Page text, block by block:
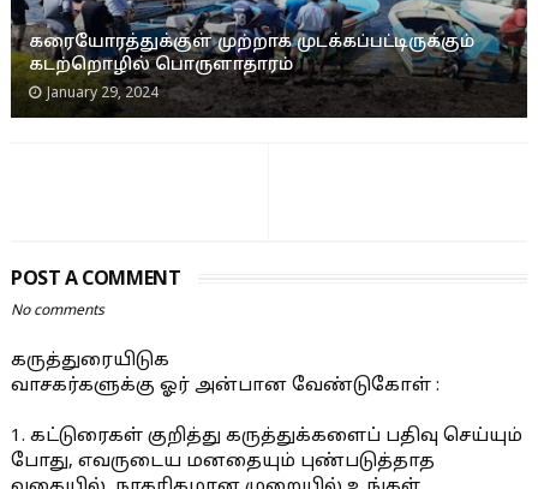
கரையோரத்துக்குள் முற்றாக முடக்கப்பட்டிருக்கும்
கடற்றொழில் பொருளாதாரம்
January 29, 2024
POST A COMMENT
No comments
கருத்துரையிடுக
வாசகர்களுக்கு ஓர் அன்பான வேண்டுகோள் :
1. கட்டுரைகள் குறித்து கருத்துக்களைப் பதிவு செய்யும்
போது, எவருடைய மனதையும் புண்படுத்தாத